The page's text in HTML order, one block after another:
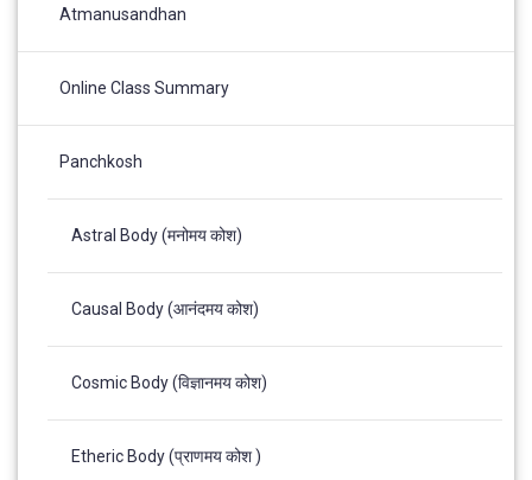
Atmanusandhan
Online Class Summary
Panchkosh
Astral Body (मनोमय कोश)
Causal Body (आनंदमय कोश)
Cosmic Body (विज्ञानमय कोश)
Etheric Body (प्राणमय कोश )